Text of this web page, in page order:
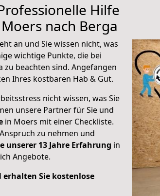
Hilfe
nach Berga
an und Sie wissen nicht, was
wichtige Punkte, die bei
zu beachten sind. Angefangen
Ihres kostbaren Hab & Gut.
nicht wissen, was Sie
unsere Partner für Sie und
in Moers mit einer Checkliste.
zu nehmen und
unserer 13 Jahre Erfahrung in
Angebote.
erhalten Sie kostenlose